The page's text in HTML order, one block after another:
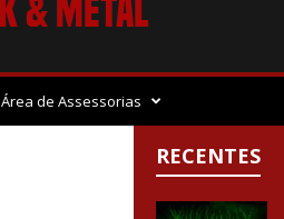
Área de Assessorias
RECENTES